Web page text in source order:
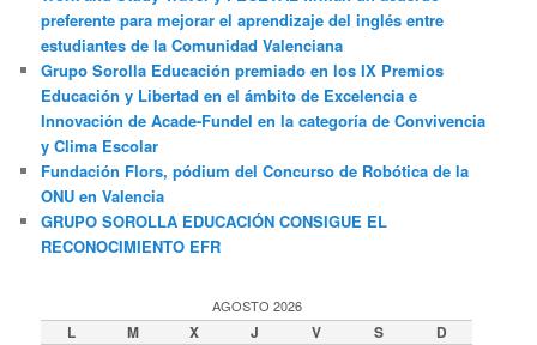
preferente para mejorar el aprendizaje del inglés entre
estudiantes de la Comunidad Valenciana
Grupo Sorolla Educación premiado en los IX Premios
Educación y Libertad en el ámbito de Excelencia e
Innovación de Acade-Fundel en la categoría de Convivencia
y Clima Escolar
Fundación Flors, pódium del Concurso de Robótica de la
ONU en Valencia
GRUPO SOROLLA EDUCACIÓN CONSIGUE EL
RECONOCIMIENTO EFR
AGOSTO 2026
L M X J V S D